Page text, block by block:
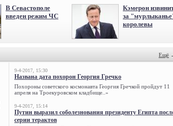
В Севастополе
введен режим ЧС
Кэмерон
за
королевы
Ещё
9-4-2017, 15:30
Названа дата похорон Георгия Гречко
Похороны советского космонавта Георгия Гречкой пройдут 11
апреля на Троекуровском кладбище..»
9-4-2017, 15:14
Путин выразил соболезнования президенту Египта
серии терактов